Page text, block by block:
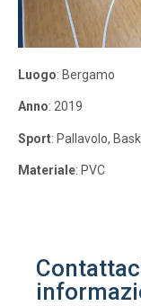
Luogo: Bergamo
Anno: 2019
Sport: Pallavolo,
Materiale: PVC